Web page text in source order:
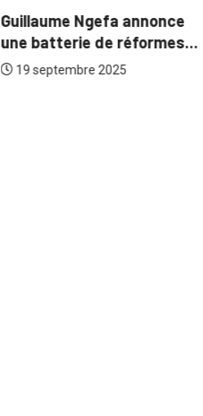
Guillaume Ngefa annonce
une batterie de réformes...
19 septembre 2025